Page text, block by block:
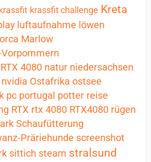
krassfit challenge Kreta
luftaufnahme löwen
Marlow
4080 natur niedersachsen
nvidia Ostafrika ostsee
pc portugal potter reise
RTX rtx 4080 RTX4080 rügen
Schaufütterung
Präriehunde screenshot
sittich steam stralsund